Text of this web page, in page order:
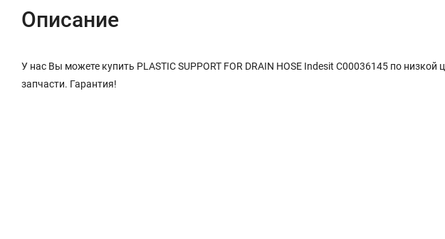
Описание
У нас Вы можете купить PLASTIC SUPPORT FOR DRAIN HOSE Indesit C00036145 по
запчасти. Гарантия!